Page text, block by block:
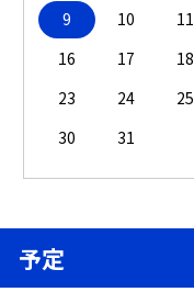
9
10 11
16
17 18
23
24 25
30
31
予定